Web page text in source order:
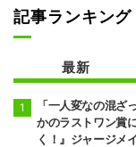
見えている
記事ランキング
最新
「一人変なの混ざ
かのラストワン賞
く！』ジャージメ